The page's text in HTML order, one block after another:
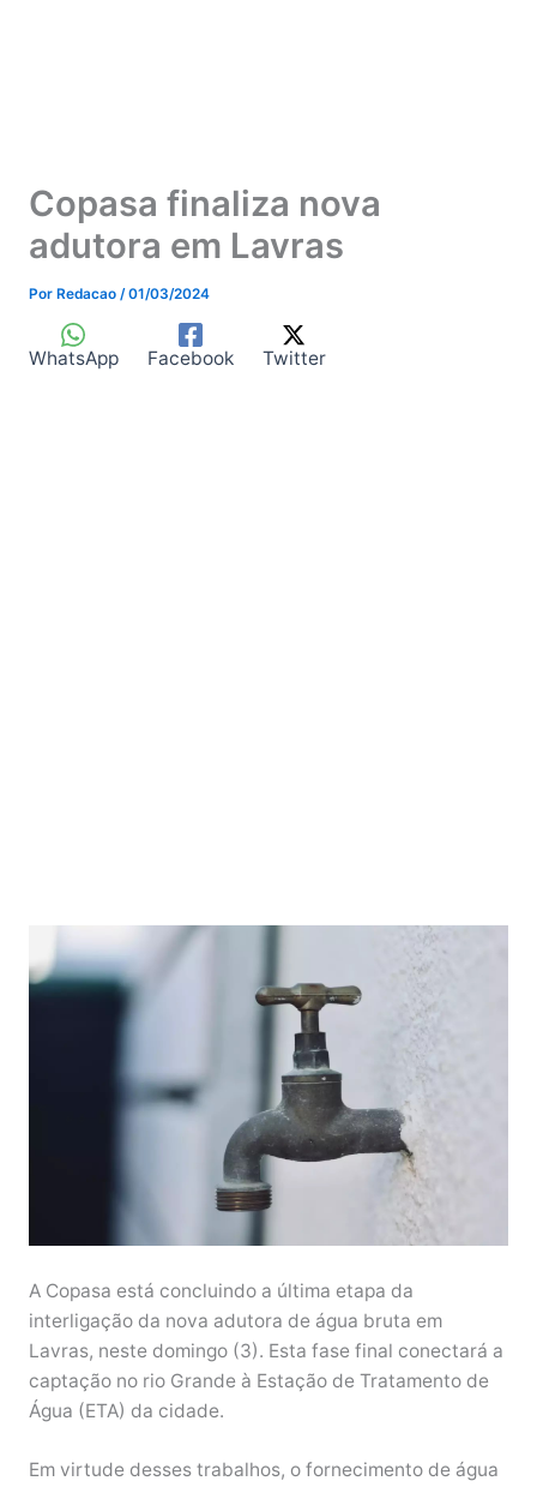
Copasa finaliza nova
adutora em Lavras
Por Redacao /01/03/2024
WhatsApp Facebook Twitter
A Copasa está concluindo a última etapa da
interligação da nova adutora de água bruta em
Lavras, neste domingo (3). Esta fase final conectará a
captação no rio Grande à Estação de Tratamento de
Água (ETA) da cidade.
Em virtude desses trabalhos, o fornecimento de água